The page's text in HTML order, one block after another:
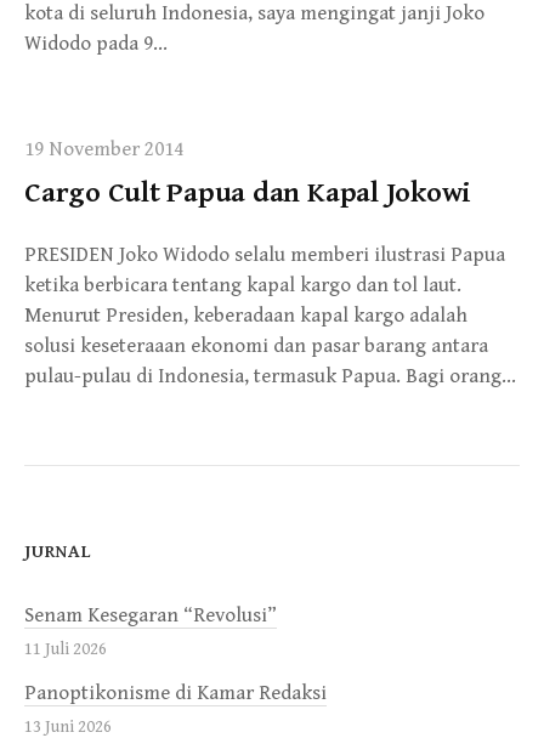
kota di seluruh Indonesia, saya mengingat janji Joko
Widodo pada 9…
19 November 2014
Cargo Cult Papua dan Kapal Jokowi
PRESIDEN Joko Widodo selalu memberi ilustrasi Papua
ketika berbicara tentang kapal kargo dan tol laut.
Menurut Presiden, keberadaan kapal kargo adalah
solusi keseteraaan ekonomi dan pasar barang antara
pulau-pulau di Indonesia, termasuk Papua. Bagi orang…
JURNAL
Senam Kesegaran “Revolusi”
11 Juli 2026
Panoptikonisme di Kamar Redaksi
13 Juni 2026